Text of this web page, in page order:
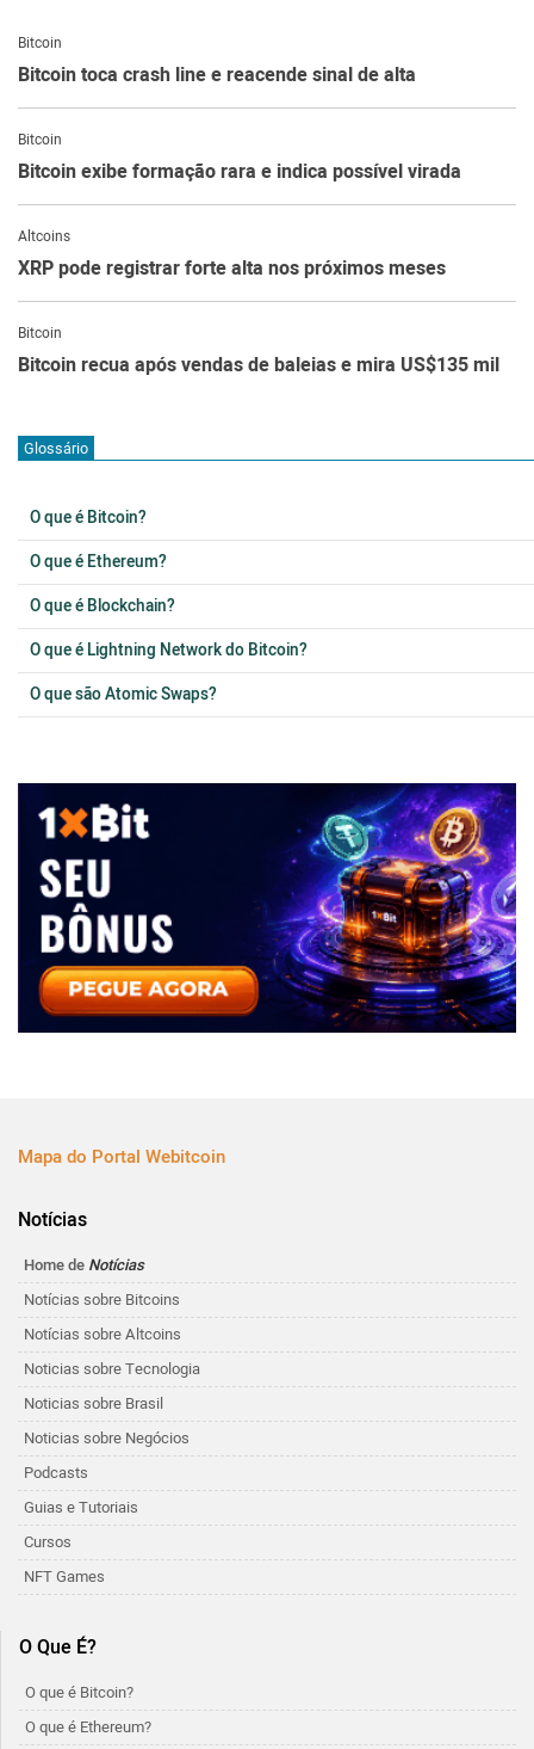
Bitcoin
Bitcoin toca crash line e reacende sinal de alta
Bitcoin
Bitcoin exibe formação rara e indica possível virada
Altcoins
XRP pode registrar forte alta nos próximos meses
Bitcoin
Bitcoin recua após vendas de baleias e mira US$135 mil
Glossário
O que é Bitcoin?
O que é Ethereum?
O que é Blockchain?
O que é Lightning Network do Bitcoin?
O que são Atomic Swaps?
Mapa do Portal Webitcoin
Notícias
Home de Notícias
Notícias sobre Bitcoins
Notícias sobre Altcoins
Noticias sobre Tecnologia
Noticias sobre Brasil
Noticias sobre Negócios
Podcasts
Guias e Tutoriais
Cursos
NFT Games
O Que É?
O que é Bitcoin?
O que é Ethereum?